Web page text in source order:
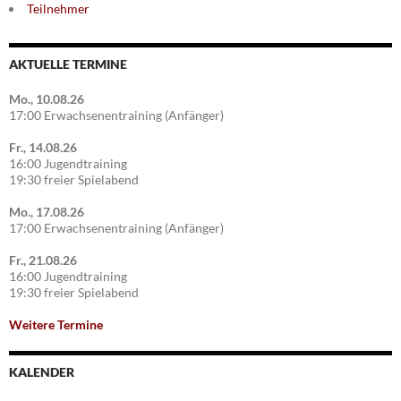
Teilnehmer
AKTUELLE TERMINE
Mo., 10.08.26
17:00 Erwachsenentraining (Anfänger)
Fr., 14.08.26
16:00 Jugendtraining
19:30 freier Spielabend
Mo., 17.08.26
17:00 Erwachsenentraining (Anfänger)
Fr., 21.08.26
16:00 Jugendtraining
19:30 freier Spielabend
Weitere Termine
KALENDER